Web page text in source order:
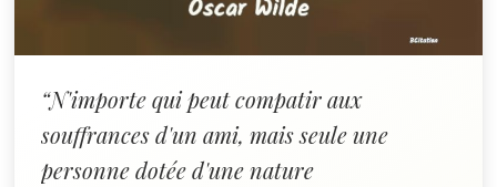
“N'importe qui peut compatir aux
souffrances d'un ami, mais seule une
personne dotée d'une nature